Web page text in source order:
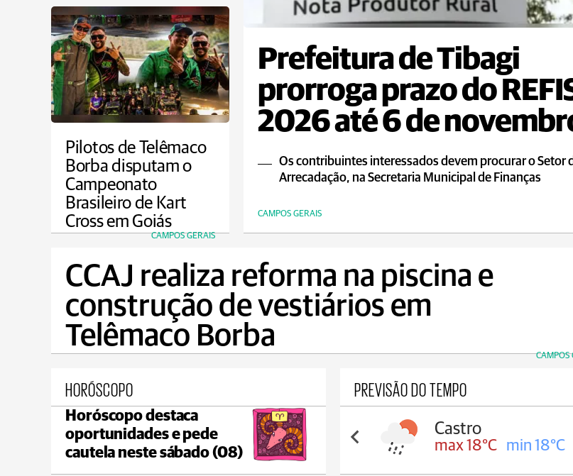
Prefeitura de Tibagi
prorroga prazo do
2026 até 6 de
Os contribuintes interessados devem procurar o Setor
Arrecadação, na Secretaria Municipal de Finanças
CAMPOS GERAIS
Pilotos de Telêmaco
Borba disputam o
Campeonato
Brasileiro de Kart
Cross em Goiás
CAMPOS GERAIS
CCAJ realiza reforma na piscina e
construção de vestiários em
Telêmaco Borba
CAMPOS
HORÓSCOPO
Horóscopo destaca
oportunidades e pede
cautela neste sábado (08)
PREVISÃO DO TEMPO
Ponta Grossa
max 17°C min 17°C
Castro
max 18°C min 18°C